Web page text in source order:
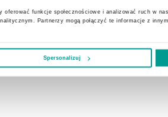
funkcje społecznościowe i analizować ruch w
Partnerzy mogą połączyć te informacje z
Spersonalizuj